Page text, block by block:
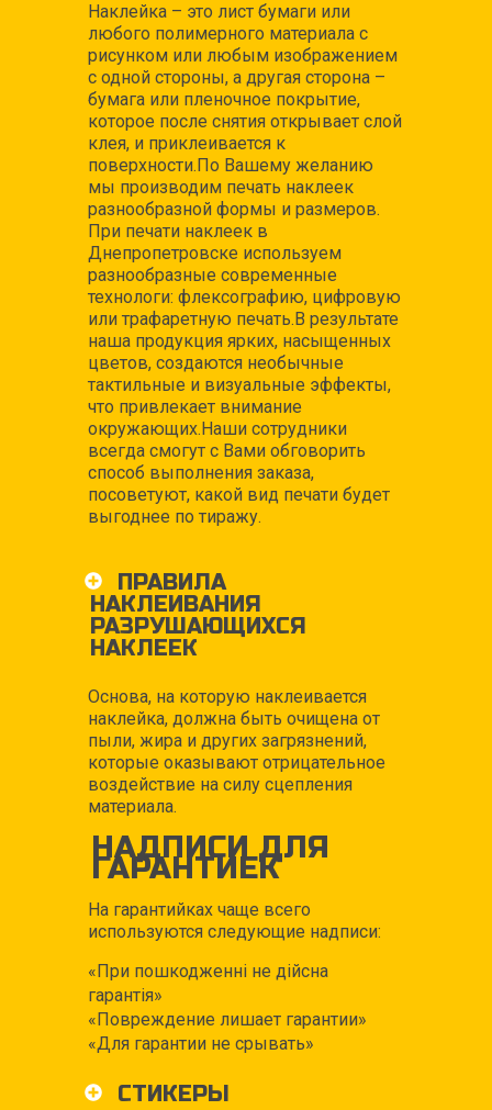
Наклейка – это лист бумаги или
любого полимерного материала с
рисунком или любым изображением
с одной стороны, а другая сторона –
бумага или пленочное покрытие,
которое после снятия открывает слой
клея, и приклеивается к
поверхности.По Вашему желанию
мы производим печать наклеек
разнообразной формы и размеров.
При печати наклеек в
Днепропетровске используем
разнообразные современные
технологи: флексографию, цифровую
или трафаретную печать.В результате
наша продукция ярких, насыщенных
цветов, создаются необычные
тактильные и визуальные эффекты,
что привлекает внимание
окружающих.Наши сотрудники
всегда смогут с Вами обговорить
способ выполнения заказа,
посоветуют, какой вид печати будет
выгоднее по тиражу.
ПРАВИЛА
НАКЛЕИВАНИЯ
РАЗРУШАЮЩИХСЯ
НАКЛЕЕК
Основа, на которую наклеивается
наклейка, должна быть очищена от
пыли, жира и других загрязнений,
которые оказывают отрицательное
воздействие на силу сцепления
материала.
НАДПИСИ ДЛЯ
ГАРАНТИЕК
На гарантийках чаще всего
используются следующие надписи:
«При пошкодженні не дійсна
гарантія»
«Повреждение лишает гарантии»
«Для гарантии не срывать»
СТИКЕРЫ